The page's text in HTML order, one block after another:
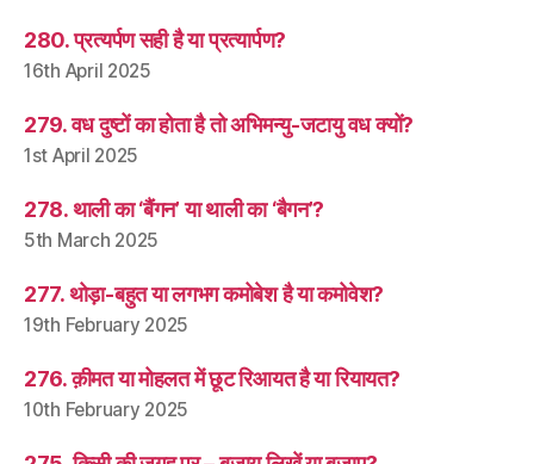
280. प्रत्यर्पण सही है या प्रत्यार्पण?
16th April 2025
279. वध दुष्टों का होता है तो अभिमन्यु-जटायु वध क्यों?
1st April 2025
278. थाली का ‘बैंगन’ या थाली का ‘बैगन’?
5th March 2025
277. थोड़ा-बहुत या लगभग कमोबेश है या कमोवेश?
19th February 2025
276. क़ीमत या मोहलत में छूट रिआयत है या रियायत?
10th February 2025